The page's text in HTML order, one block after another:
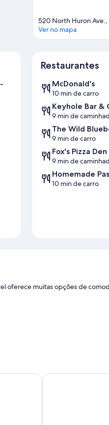
520 North Huron Ave.,
Ver no mapa
Restaurantes
McDonald's
10 min de carro
Keyhole Bar &
9 min de
The Wild
9 min de carro
Fox's Pizza Den
9 min de
Homemade
10 min de carro
oferece muitas opções de
Bridge Vista